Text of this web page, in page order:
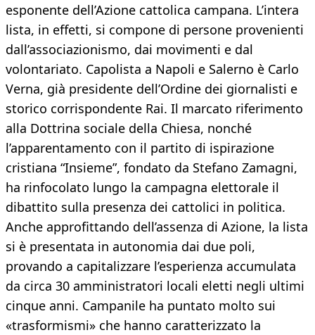
esponente dell’Azione cattolica campana. L’intera
lista, in effetti, si compone di persone provenienti
dall’associazionismo, dai movimenti e dal
volontariato. Capolista a Napoli e Salerno è Carlo
Verna, già presidente dell’Ordine dei giornalisti e
storico corrispondente Rai. Il marcato riferimento
alla Dottrina sociale della Chiesa, nonché
l’apparentamento con il partito di ispirazione
cristiana “Insieme”, fondato da Stefano Zamagni,
ha rinfocolato lungo la campagna elettorale il
dibattito sulla presenza dei cattolici in politica.
Anche approfittando dell’assenza di Azione, la lista
si è presentata in autonomia dai due poli,
provando a capitalizzare l’esperienza accumulata
da circa 30 amministratori locali eletti negli ultimi
cinque anni. Campanile ha puntato molto sui
«trasformismi» che hanno caratterizzato la